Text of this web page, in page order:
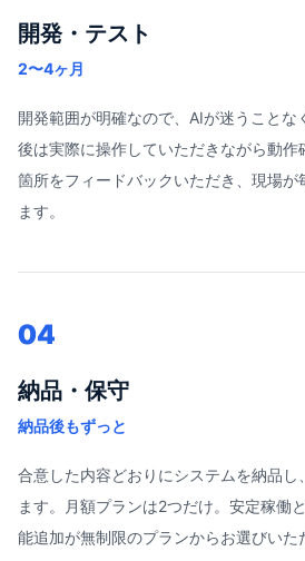
開発・テスト
2〜4ヶ月
開発範囲が明確なので、AIが迷うことな
後は実際に操作していただきながら動
箇所をフィードバックいただき、現場
ます。
04
納品・保守
納品後もずっと
合意した内容どおりにシステムを納品し
ます。月額プランは2つだけ。安定稼働
能追加が無制限のプランからお選びいた